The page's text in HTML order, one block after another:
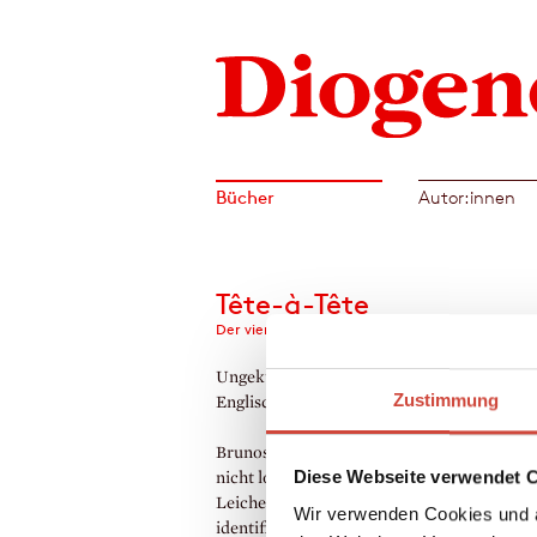
Zustimmung
Diese Webseite verwendet
Wir verwenden Cookies und
Bücher Autor:innen
Tête-à-Tête
Der vierzehnte Fall für Bruno, Chef de police
Ungekürzt gelesen von Johannes Steck. Aus
Englischen von Michael Windgassen
Brunos Vorgesetzten lässt ein Mordfall bis
nicht los. Im Wald bei Saint-Denis hatte
Leiche eines jungen Mannes gefunden, die
identifiziert werden konnte. Bei einem